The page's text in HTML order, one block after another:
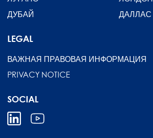
ДУБАЙ
ДАЛЛАС
LEGAL
ВАЖНАЯ ПРАВОВАЯ ИНФОРМАЦИЯ
PRIVACY NOTICE
SOCIAL